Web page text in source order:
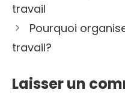
travail
Pourquoi
travail?
Laisser un